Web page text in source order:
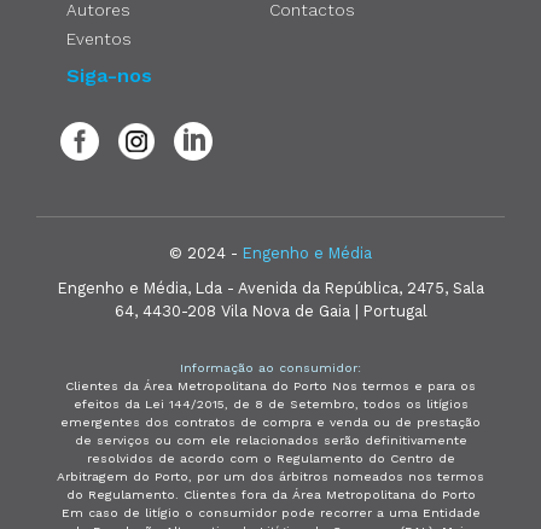
Autores
Eventos
Contactos
Siga-nos
© 2024 - Engenho e Média
Engenho e Média, Lda - Avenida da República, 2475, Sala
64, 4430-208 Vila Nova de Gaia | Portugal
Informação ao consumidor:
Clientes da Área Metropolitana do Porto Nos termos e para os
efeitos da Lei 144/2015, de 8 de Setembro, todos os litígios
emergentes dos contratos de compra e venda ou de prestação
de serviços ou com ele relacionados serão definitivamente
resolvidos de acordo com o Regulamento do Centro de
Arbitragem do Porto, por um dos árbitros nomeados nos termos
do Regulamento. Clientes fora da Área Metropolitana do Porto
Em caso de litígio o consumidor pode recorrer a uma Entidade